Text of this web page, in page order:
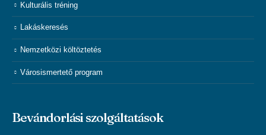
Kulturális tréning
Lakáskeresés
Nemzetközi költöztetés
Városismertető program
Bevándorlási szolgáltatások